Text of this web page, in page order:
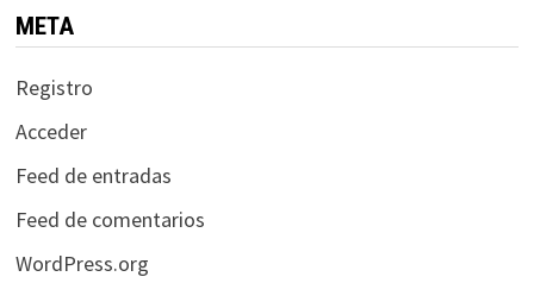
META
Registro
Acceder
Feed de entradas
Feed de comentarios
WordPress.org